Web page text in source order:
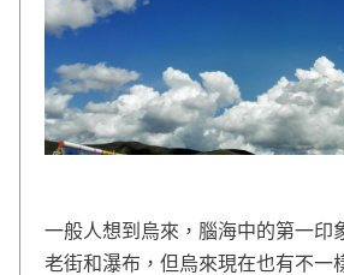
一般人想到烏來，腦海中的第一印
老街和瀑布，但烏來現在也有不一